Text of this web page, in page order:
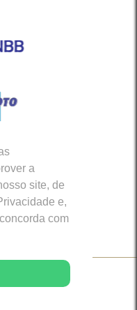
a
site, de
e,
com
Sociais
Caratinga (MG)